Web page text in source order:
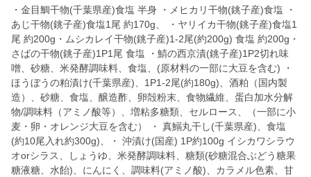
・金目鯛干物(千葉県産)食塩 半身 ・メヒカリ干物(銚子産)食塩 ・
あじ干物(銚子産)食塩1尾 約170g、 ・ヤリイカ干物(銚子産)食塩1
尾 約200g・ムシカレイ干物(銚子産)1-2尾(約200g) 食塩 約200g・
さばの干物(銚子産)1P1尾 食塩 ・鯖の西京漬(銚子産)1P2切れ味
噌、砂糖、米発酵調味料、食塩、(原材料の一部に大豆を含む) ・
ほうぼうの粕漬け(千葉県産)、1P1-2尾(約180g)、酒粕（国内製
造）、砂糖、食塩、醸造酢、卵殻粉末、食物繊維、蛋白加水分解
物/調味料（アミノ酸等）、増粘多糖類、セルロース、（一部に小
麦・卵・オレンジ大豆を含む） ・ 真鰯丸干し(千葉県産)、食塩
(約10尾入れ約300g)、・ 沖漬け(国産) 1P約100g イシカワシラウ
オorシラス、しょうゆ、米発酵調味料、糖類(砂糖混合ぶどう糖果
糖液糖、水飴)、にんにく、調味料(アミノ酸)、カラメル色素、甘